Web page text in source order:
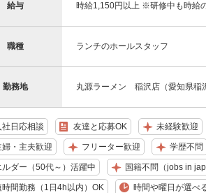
給与 時給1,150円以上 ※研修中も時給
職種 ランチのホールスタッフ
勤務地 丸源ラーメン 稲沢店（愛知県稲
社日応相談 友達と応募OK 未経験歓迎
婦・主夫歓迎 フリーター歓迎 学歴不問
ルダー（50代～）活躍中 国籍不問（jobs in
時間勤務（1日4h以内）OK 時間や曜日が選べ